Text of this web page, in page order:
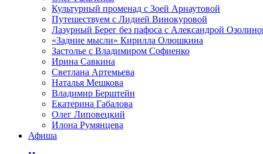
Культурный променад с Зоей Арнаутовой
Путешествуем с Лидией Винокуровой
Лазурный Берег без пафоса с Александрой
«Задние мысли» Кирилла Олюшкина
Застолье с Владимиром Софиенко
Ирина Савкина
Светлана Артемьева
Наталья Мешкова
Владимир Берштейн
Екатерина Габалова
Олег Липовецкий
Илона Румянцева
Афиша